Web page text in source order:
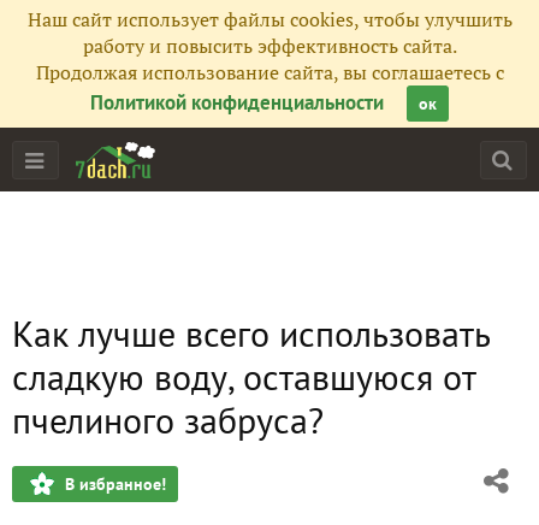
Наш сайт использует файлы cookies, чтобы улучшить
работу и повысить эффективность сайта.
Продолжая использование сайта, вы соглашаетесь с
Политикой конфиденциальности
ок
Как лучше всего использовать
сладкую воду, оставшуюся от
пчелиного забруса?
В избранное!